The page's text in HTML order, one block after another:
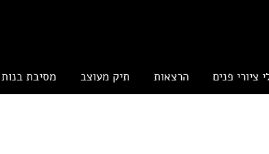
ציורי פנים הרצאות תיק מעוצב מסיבת בנות